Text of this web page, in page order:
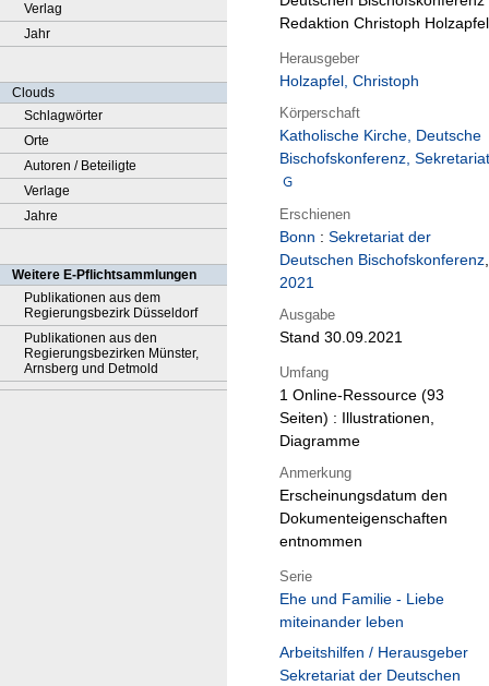
Verlag
Jahr
Clouds
Schlagwörter
Orte
Autoren / Beteiligte
Verlage
Jahre
Weitere E-Pflichtsammlungen
Publikationen aus dem
Regierungsbezirk Düsseldorf
Publikationen aus den
Regierungsbezirken Münster,
Arnsberg und Detmold
Redaktion Christoph Holzapfel
Herausgeber
Holzapfel, Christoph
Körperschaft
Katholische Kirche, Deutsche
Bischofskonferenz, Sekretariat
Erschienen
Bonn : Sekretariat der
Deutschen Bischofskonferenz,
2021
Ausgabe
Stand 30.09.2021
Umfang
1 Online-Ressource (93
Seiten) : Illustrationen,
Diagramme
Anmerkung
Erscheinungsdatum den
Dokumenteigenschaften
entnommen
Serie
Ehe und Familie - Liebe
miteinander leben
Arbeitshilfen / Herausgeber
Sekretariat der Deutschen